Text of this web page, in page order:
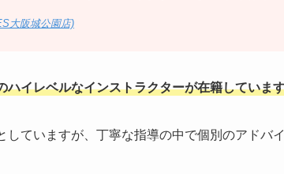
大阪城公園店)
ハイレベルなインストラクターが在籍していま
ていますが、丁寧な指導の中で個別のアドバ